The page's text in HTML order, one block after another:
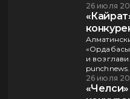
26 июля
и
26 июля